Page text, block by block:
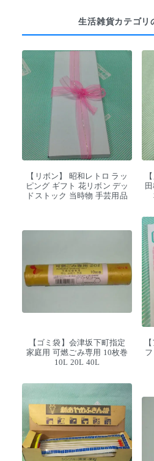
生活雑貨カテゴリ
【リボン】 昭和レトロ ラッ
ピング ギフト 花リボン デッ
ドストック 当時物 手芸用品
【ゴミ袋】会津坂下町指定
家庭用 可燃ごみ専用 10枚巻
10L 20L 40L